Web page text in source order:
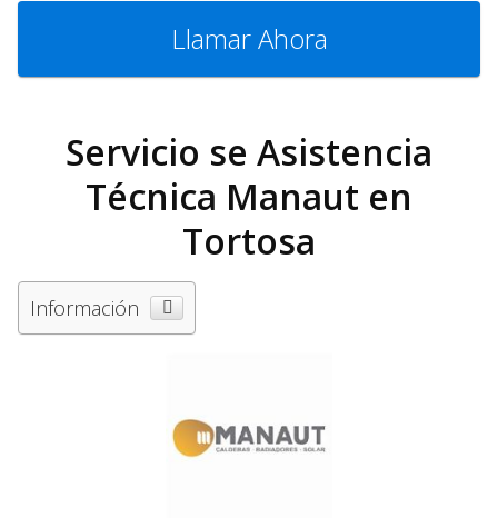
Llamar Ahora
Servicio se Asistencia
Técnica Manaut en
Tortosa
Información